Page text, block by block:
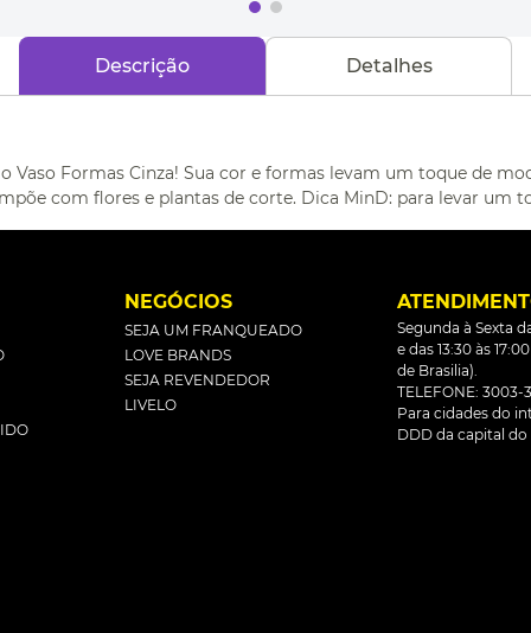
Descrição Detalhes
Formas Cinza! Sua cor e formas levam um toque de
com flores e plantas de corte. Dica MinD: para levar um
NEGÓCIOS
SEJA UM FRANQUEADO
LOVE BRANDS
SEJA REVENDEDOR
LIVELO
Segunda à Sexta
e das 13:30 às
de Brasilia).
TELEFONE: 3003-
Para cidades do
DDD da capital do